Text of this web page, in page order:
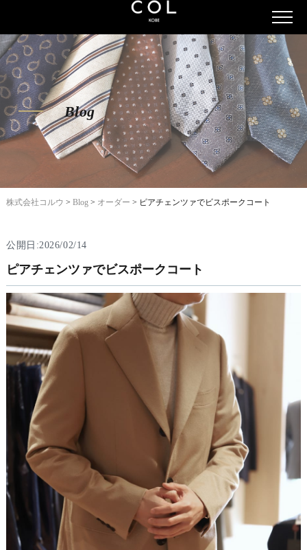
Blog
株式会社コルウ > Blog> オーダー > ピアチェンツァでビスポークコート
公開日:2026/02/14
ピアチェンツァでビスポークコート